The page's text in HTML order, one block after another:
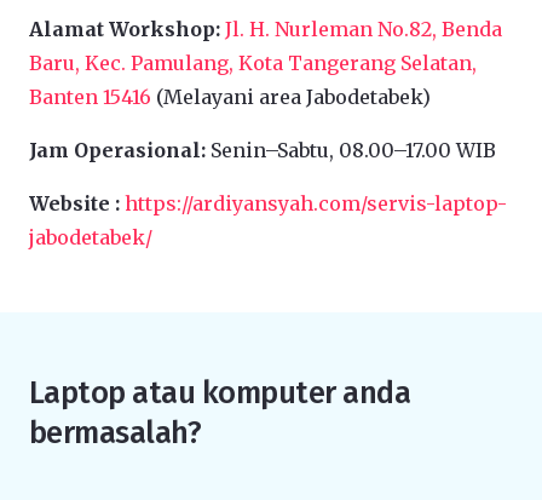
Alamat Workshop: Jl. H. Nurleman No.82, Benda
Baru, Kec. Pamulang, Kota Tangerang Selatan,
Banten 15416 (Melayani area Jabodetabek)
Jam Operasional: Senin–Sabtu, 08.00–17.00 WIB
Website : https://ardiyansyah.com/servis-laptop-
jabodetabek/
Laptop atau komputer anda
bermasalah?